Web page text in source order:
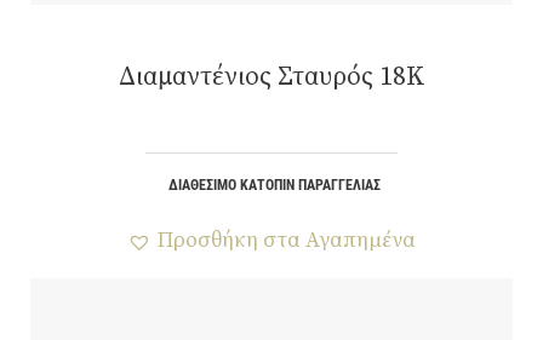
Διαμαντένιος Σταυρός 18Κ
ΔΙΑΘΈΣΙΜΟ ΚΑΤΌΠΙΝ ΠΑΡΑΓΓΕΛΊΑΣ
Προσθήκη στα Αγαπημένα